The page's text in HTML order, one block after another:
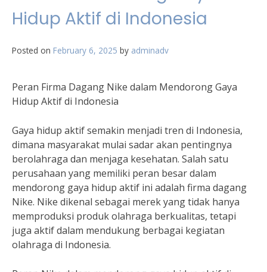
Hidup Aktif di Indonesia
Posted on February 6, 2025 by adminadv
Peran Firma Dagang Nike dalam Mendorong Gaya
Hidup Aktif di Indonesia
Gaya hidup aktif semakin menjadi tren di Indonesia,
dimana masyarakat mulai sadar akan pentingnya
berolahraga dan menjaga kesehatan. Salah satu
perusahaan yang memiliki peran besar dalam
mendorong gaya hidup aktif ini adalah firma dagang
Nike. Nike dikenal sebagai merek yang tidak hanya
memproduksi produk olahraga berkualitas, tetapi
juga aktif dalam mendukung berbagai kegiatan
olahraga di Indonesia.